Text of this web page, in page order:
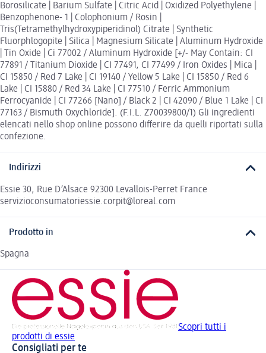
Borosilicate | Barium Sulfate | Citric Acid | Oxidized Polyethylene |
Benzophenone- 1 | Colophonium / Rosin |
Tris(Tetramethylhydroxypiperidinol) Citrate | Synthetic
Fluorphlogopite | Silica | Magnesium Silicate | Aluminum Hydroxide
| Tin Oxide | Ci 77002 / Aluminum Hydroxide [+/- May Contain: CI
77891 / Titanium Dioxide | CI 77491, CI 77499 / Iron Oxides | Mica |
CI 15850 / Red 7 Lake | CI 19140 / Yellow 5 Lake | CI 15850 / Red 6
Lake | CI 15880 / Red 34 Lake | CI 77510 / Ferric Ammonium
Ferrocyanide | CI 77266 [Nano] / Black 2 | CI 42090 / Blue 1 Lake | CI
77163 / Bismuth Oxychloride]. (F.I.L. Z70039800/1) Gli ingredienti
elencati nello shop online possono differire da quelli riportati sulla
confezione.
Indirizzi
Essie 30, Rue D’Alsace 92300 Levallois-Perret France
servizioconsumatoriessie.corpit@loreal.com
Prodotto in
Spagna
Scopri tutti i
prodotti di essie
Consigliati per te